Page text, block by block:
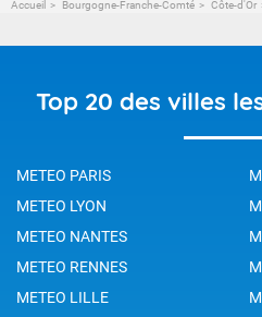
Accueil Bourgogne-Franche-Comté Côte-d'Or
Top 20 des villes
METEO PARIS
METEO LYON
METEO NANTES
METEO RENNES
METEO LILLE